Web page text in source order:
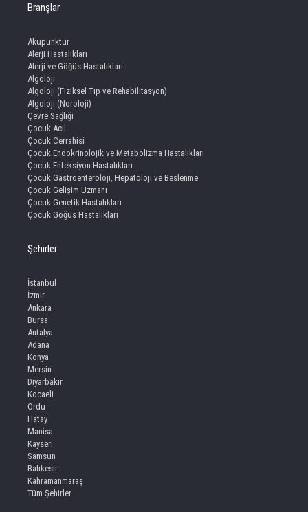
Branşlar
Akupunktur
Alerji Hastalıkları
Alerji ve Göğüs Hastalıkları
Algoloji
Algoloji (Fiziksel Tıp ve Rehabilitasyon)
Algoloji (Noroloji)
Çevre Sağlığı
Çocuk Acil
Çocuk Cerrahisi
Çocuk Endokrinolojik ve Metabolizma Hastalıkları
Çocuk Enfeksiyon Hastalıkları
Çocuk Gastroenteroloji, Hepatoloji ve Beslenme
Çocuk Gelişim Uzmanı
Çocuk Genetik Hastalıkları
Çocuk Göğüs Hastalıkları
Şehirler
İstanbul
İzmir
Ankara
Bursa
Antalya
Adana
Konya
Mersin
Diyarbakir
Kocaeli
Ordu
Hatay
Manisa
Kayseri
Samsun
Balıkesir
Kahramanmaraş
Tüm Şehirler